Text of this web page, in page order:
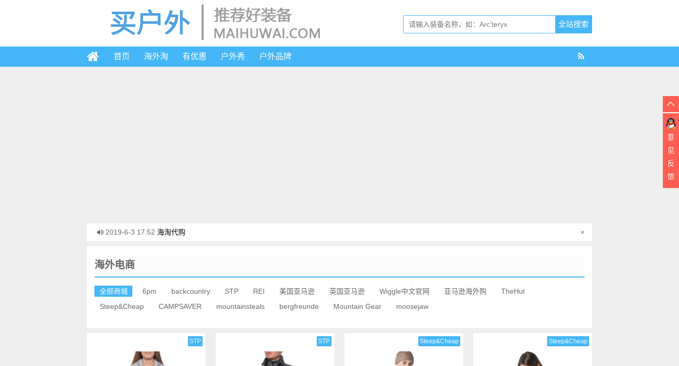
首页 海外淘 有优惠 户外秀 户外品牌
2019-6-3 17:52 海淘代购 ×
海外电商
全部商城 6pm backcountry STP REI 美国亚马逊 英国亚马逊 Wiggle中文官网 亚马逊海外购
TheHut
Steep&Cheap
CAMPSAVER mountainsteals bergfreunde Mountain Gear moosejaw
STP STP Steep&Cheap Steep&Cheap
意
见
反
馈